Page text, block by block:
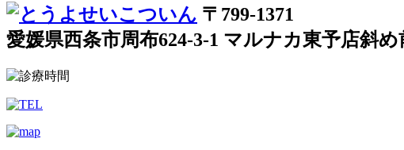
〒799-1371
愛媛県西条市周布624-3-1 マルナカ東予店斜め